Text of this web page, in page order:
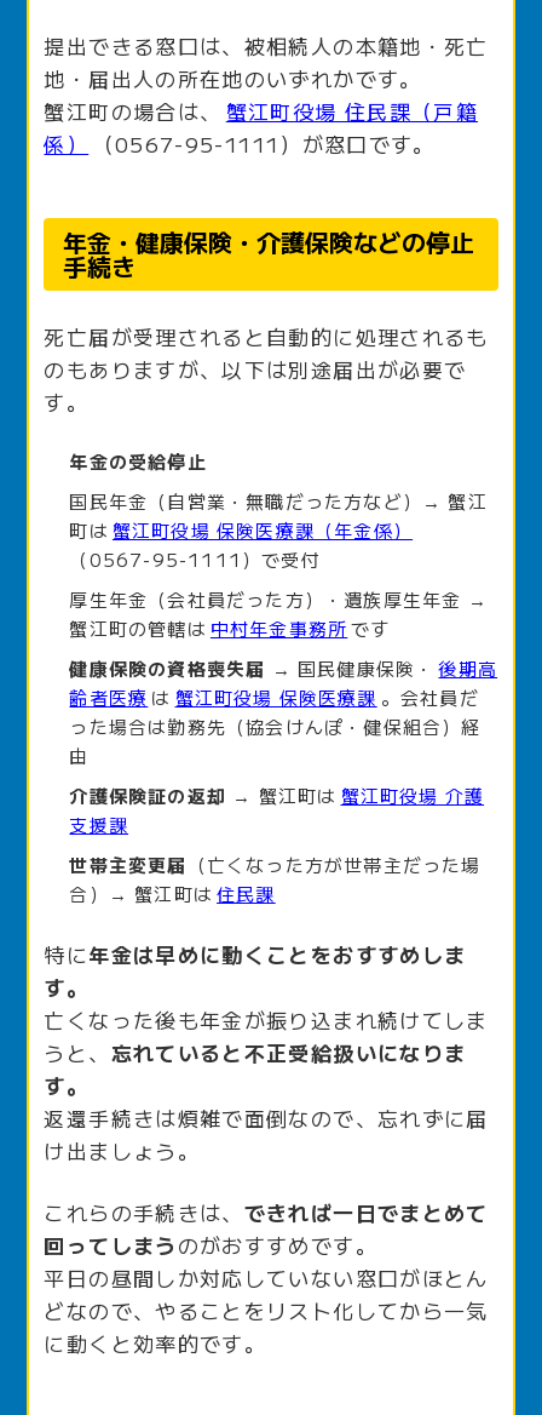
提出できる窓口は、被相続人の本籍地・死亡
地・届出人の所在地のいずれかです。
蟹江町の場合は、
蟹江町役場 住民課（戸籍
係）
（0567-95-1111）が窓口です。
年金・健康保険・介護保険などの停止
手続き
死亡届が受理されると自動的に処理されるも
のもありますが、以下は別途届出が必要で
す。
年金の受給停止
国民年金（自営業・無職だった方など）→ 蟹江
町は 蟹江町役場 保険医療課（年金係）
（0567-95-1111）で受付
厚生年金（会社員だった方）・遺族厚生年金 →
蟹江町の管轄は 中村年金事務所 です
健康保険の資格喪失届 → 国民健康保険・ 後期高
齢者医療 は 蟹江町役場 保険医療課 。会社員だ
った場合は勤務先（協会けんぽ・健保組合）経
由
介護保険証の返却 → 蟹江町は 蟹江町役場 介護
支援課
世帯主変更届
（亡くなった方が世帯主だった場
合）→ 蟹江町は 住民課
特に年金は早めに動くことをおすすめしま
す。
亡くなった後も年金が振り込まれ続けてしま
うと、 忘れていると不正受給扱いになりま
す。
返還手続きは煩雑で面倒なので、忘れずに届
け出ましょう。
これらの手続きは、 できれば一日でまとめて
回ってしまう のがおすすめです。
平日の昼間しか対応していない窓口がほとん
どなので、やることをリスト化してから一気
に動くと効率的です。